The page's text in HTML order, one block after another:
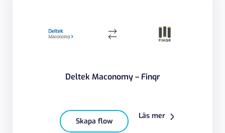
Deltek Maconomy – Finqr
Skapa flow
Läs mer